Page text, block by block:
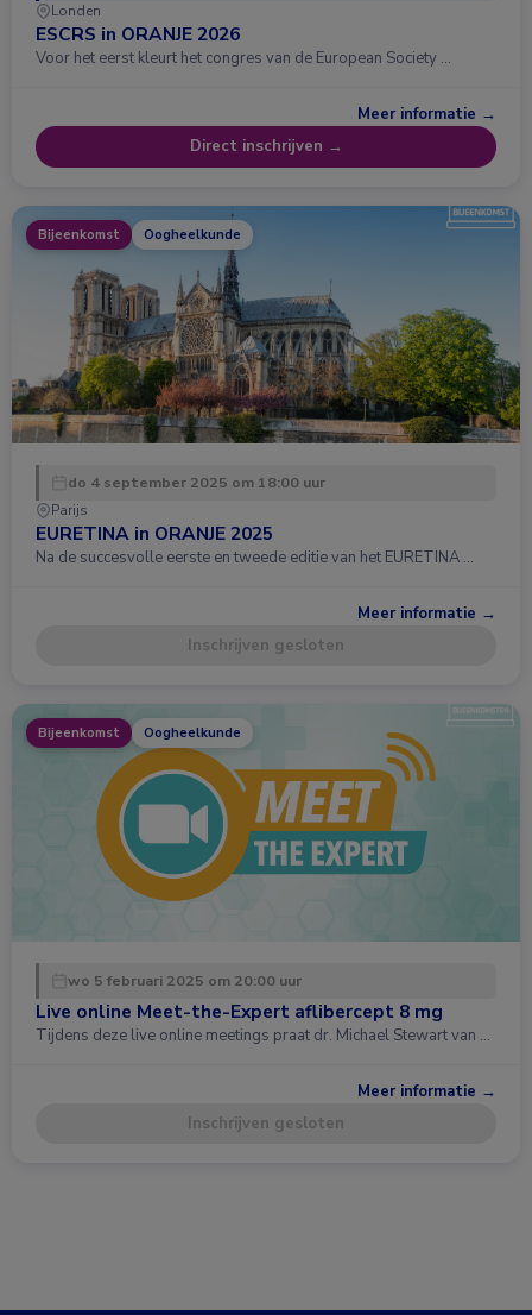
Londen
ESCRS in ORANJE 2026
Voor het eerst kleurt het congres van de European Society …
Meer informatie →
Direct inschrijven →
Bijeenkomst Oogheelkunde
do 4 september 2025 om 18:00 uur
Parijs
EURETINA in ORANJE 2025
Na de succesvolle eerste en tweede editie van het EURETINA …
Meer informatie →
Inschrijven gesloten
Bijeenkomst Oogheelkunde
wo 5 februari 2025 om 20:00 uur
Live online Meet-the-Expert aflibercept 8 mg
Tijdens deze live online meetings praat dr. Michael Stewart van …
Meer informatie →
Inschrijven gesloten